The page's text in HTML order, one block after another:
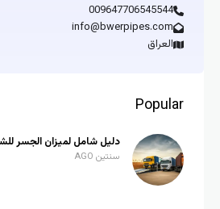
009647706545544
info@bwerpipes.com
العراق
Popular
دليل شامل لميزان الجسر
سنتين AGO